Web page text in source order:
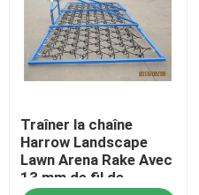
Traîner la chaîne
Harrow Landscape
Lawn Arena Rake Avec
13 mm de fil de